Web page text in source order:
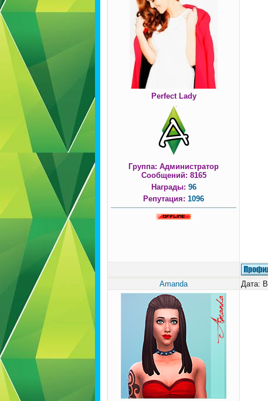
Perfect Lady
Группа: Администратор
Сообщений: 8165
Награды: 96
Репутация: 1096
Amanda Дата: